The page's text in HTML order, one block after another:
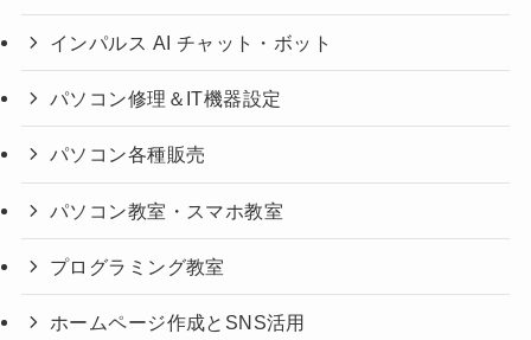
インパルス AI チャット・ボット
パソコン修理＆IT機器設定
パソコン各種販売
パソコン教室・スマホ教室
プログラミング教室
ホームページ作成とSNS活用